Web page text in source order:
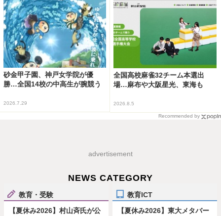
砂金甲子園、神戸女学院が優
勝…全国14校の中高生が腕競う
2026.7.29
全国高校麻雀32チーム本選出
場…麻布や大阪星光、東海も
2026.8.5
Recommended by
advertisement
NEWS CATEGORY
教育・受験
【夏休み2026】村山斉氏が公
教育ICT
【夏休み2026】東大メタバー